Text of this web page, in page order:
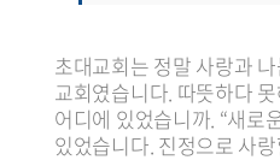
초대교회는 정말 사랑과
교회였습니다. 따뜻하다
어디에 있었습니까. “새로
있었습니다. 진정으로 사